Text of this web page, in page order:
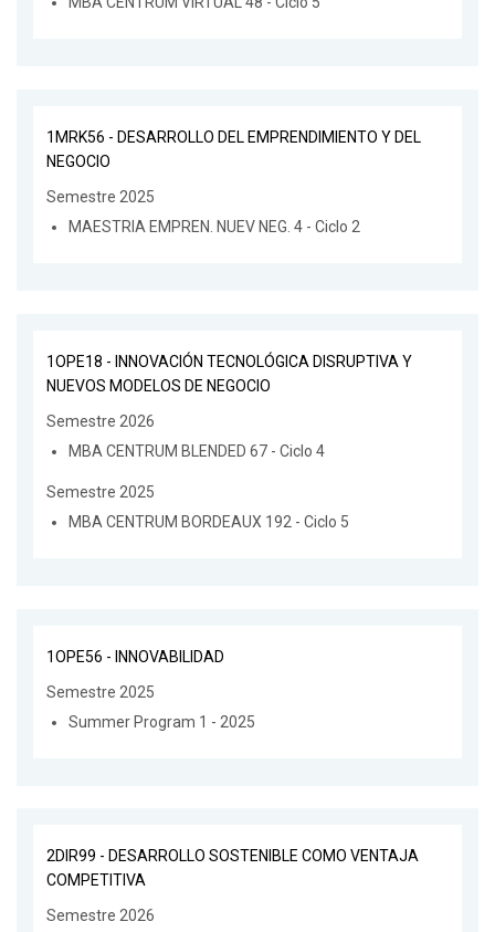
1MRK56 - DESARROLLO DEL EMPRENDIMIENTO Y DEL
NEGOCIO
Semestre 2025
MAESTRIA EMPREN. NUEV NEG. 4 - Ciclo 2
1OPE18 - INNOVACIÓN TECNOLÓGICA DISRUPTIVA Y
NUEVOS MODELOS DE NEGOCIO
Semestre 2026
MBA CENTRUM BLENDED 67 - Ciclo 4
Semestre 2025
MBA CENTRUM BORDEAUX 192 - Ciclo 5
1OPE56 - INNOVABILIDAD
Semestre 2025
Summer Program 1 - 2025
2DIR99 - DESARROLLO SOSTENIBLE COMO VENTAJA
COMPETITIVA
Semestre 2026